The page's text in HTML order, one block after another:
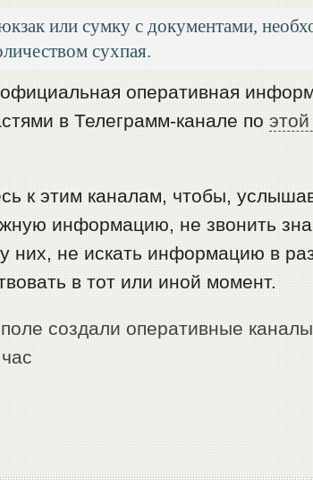
или сумку с документами,
сухпая.
оперативная
в Телеграмм-канале по
к этим каналам, чтобы,
информацию, не звонить
них, не искать информацию в
в тот или иной момент.
создали оперативные